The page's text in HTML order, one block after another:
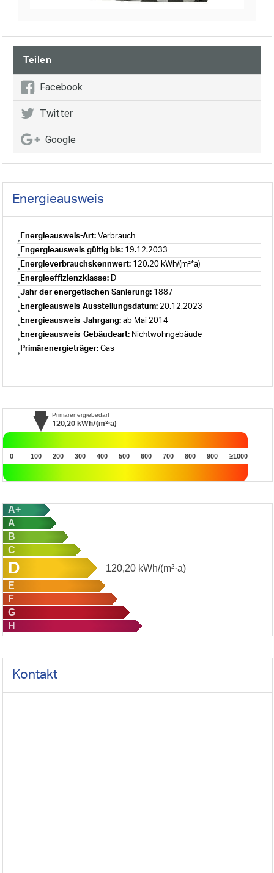
Teilen
Facebook
Twitter
Google
Energieausweis
Energieausweis-Art: Verbrauch
Engergieausweis gültig bis: 19.12.2033
Energieverbrauchskennwert: 120,20 kWh/(m²*a)
Energieeffizienzklasse: D
Jahr der energetischen Sanierung: 1887
Energieausweis-Ausstellungsdatum: 20.12.2023
Energieausweis-Jahrgang: ab Mai 2014
Energieausweis-Gebäudeart: Nichtwohngebäude
Primärenergieträger: Gas
Primärenergiebedarf
120,20 kWh/(m²·a)
0 100 200 300 400 500 600 700 800 900 ≥1000
A+
A
B
C
D 120,20 kWh/(m²·a)
E
F
G
H
Kontakt